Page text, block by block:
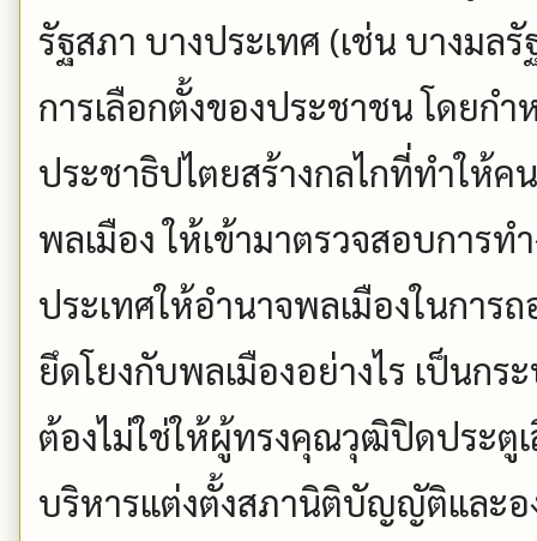
รัฐสภา บางประเทศ (เช่น บางม
การเลือกตั้งของประชาชน โดยก
ประชาธิปไตยสร้างกลไกที่ทำให้
พลเมือง ให้เข้ามาตรวจสอบการท
ประเทศให้อำนาจพลเมืองในการ
ยึดโยงกับพลเมืองอย่างไร เป็นก
ต้องไม่ใช่ให้ผู้ทรงคุณวุฒิปิดประตู
บริหารแต่งตั้งสภานิติบัญญัติและ